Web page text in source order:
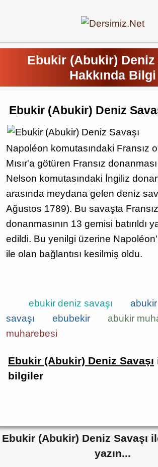
Ebukir (Abukir) Deniz
Hakkında Bilgi
Ebukir (Abukir) Deniz
Napoléon komutasındaki Fransız
Mısır'a götüren Fransız
Nelson komutasındaki İngiliz
arasında meydana gelen deniz
Ağustos 1789). Bu savaşta Fransız
donanmasının 13 gemisi batırıldı
edildi. Bu yenilgi üzerine
ile olan bağlantısı kesilmiş oldu.
ebukir deniz savaşı
savaşı
ebubekir abukir
muharebesi
Ebukir (Abukir) Deniz Savaşı
bilgiler
Ebukir (Abukir) Deniz Savaşı
yazın...